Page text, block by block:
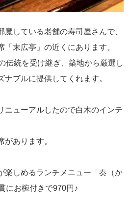
している老舗の寿司屋さんで、
「末広亭」の近くにあります。
伝統を受け継ぎ、築地から厳選し
ブルに提供してくれます。
ニューアルしたので白木のインテ
があります。
楽しめるランチメニュー「奏（か
にお椀付きで970円♪